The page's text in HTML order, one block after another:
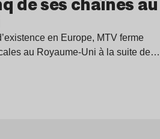
en Europe, MTV ferme
au Royaume-Uni à la suite de…